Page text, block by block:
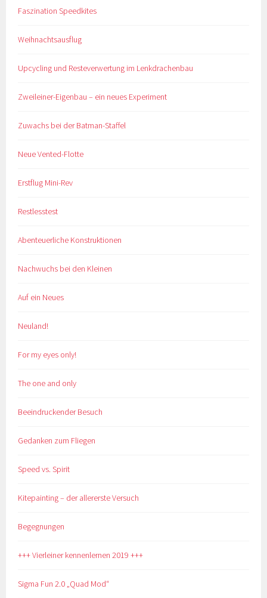
Faszination Speedkites
Weihnachtsausflug
Upcycling und Resteverwertung im Lenkdrachenbau
Zweileiner-Eigenbau – ein neues Experiment
Zuwachs bei der Batman-Staffel
Neue Vented-Flotte
Erstflug Mini-Rev
Restlesstest
Abenteuerliche Konstruktionen
Nachwuchs bei den Kleinen
Auf ein Neues
Neuland!
For my eyes only!
The one and only
Beeindruckender Besuch
Gedanken zum Fliegen
Speed vs. Spirit
Kitepainting – der allererste Versuch
Begegnungen
+++ Vierleiner kennenlernen 2019 +++
Sigma Fun 2.0 „Quad Mod“